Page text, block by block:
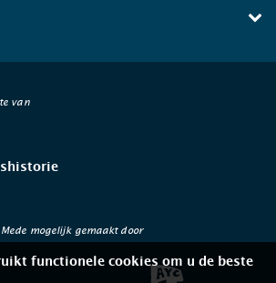
van
Mede mogelijk gemaakt door
functionele cookies om u de beste